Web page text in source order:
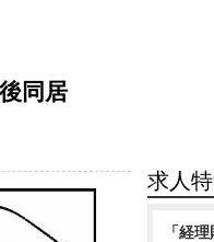
同居
求人
「経